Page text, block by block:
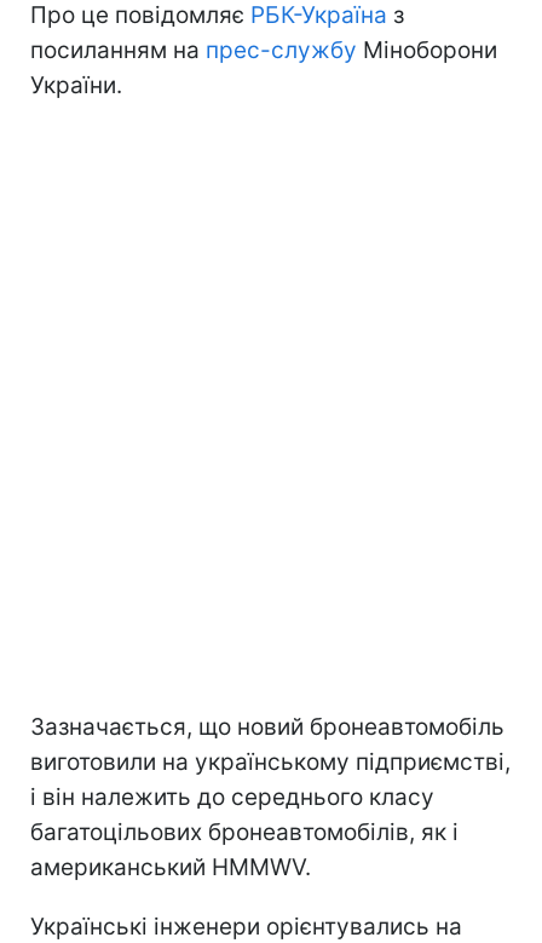
Про це повідомляє РБК-Україна з
посиланням на прес-службу Міноборони
України.
Зазначається, що новий бронеавтомобіль
виготовили на українському підприємстві,
і він належить до середнього класу
багатоцільових бронеавтомобілів, як і
американський HMMWV.
Українські інженери орієнтувались на